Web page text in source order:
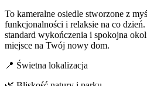
To kameralne osiedle stworzone z
funkcjonalności i relaksie na co
standard wykończenia i spokojna
miejsce na Twój nowy dom.
📍 Świetna lokalizacja